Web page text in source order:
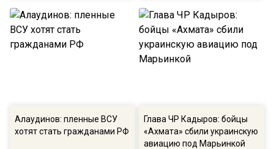
Алаудинов: пленные ВСУ
хотят стать гражданами РФ
Глава ЧР Кадыров: бойцы
«Ахмата» сбили украинскую
авиацию под Марьинкой